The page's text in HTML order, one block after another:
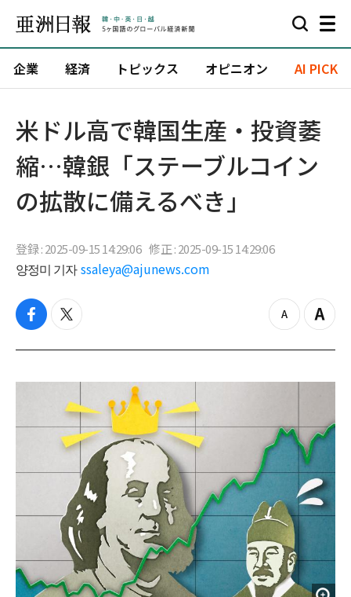
企業 経済 トピックス オピニオン AI PICK
米ドル高で韓国生産・投資萎
縮…韓銀「ステーブルコイン
の拡散に備えるべき」
登録 : 2025-09-15 14:29:06 修正 : 2025-09-15 14:29:06
양정미 기자 ssaleya@ajunews.com
f
c
b
k
t
i
t
r
z
o
o
Z
o
i